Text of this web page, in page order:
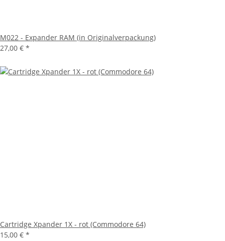
M022 - Expander RAM (in Originalverpackung)
27,00 € *
Cartridge Xpander 1X - rot (Commodore 64)
15,00 € *